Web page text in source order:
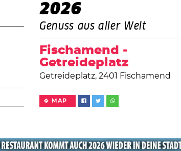
2026
Genuss aus aller Welt
Fischamend -
Getreideplatz
Getreideplatz, 2401 Fischamend
MAP